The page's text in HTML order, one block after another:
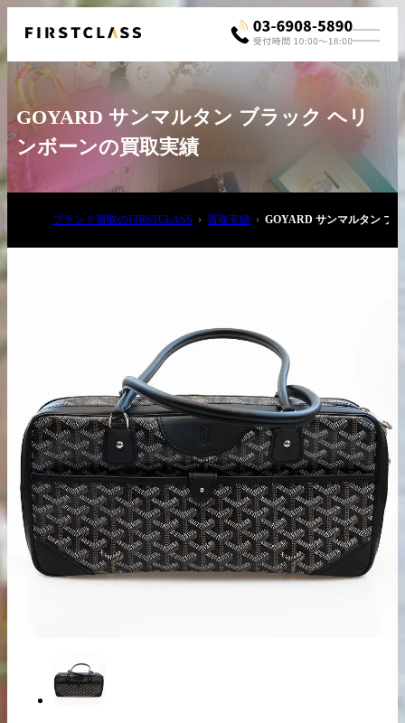
出張買取の
お申込み
宅配買取の
お申込み
GOYARD サンマルタン ブラック ヘリ
ンボーンの買取実績
ブランド買取のFIRSTCLASS 買取実績 GOYARD サンマルタン ブ